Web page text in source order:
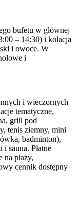
bufetu w głównej
– 14:30) i kolacja
i owoce. W
i
i wieczornych
tematyczne,
grill pod
tenis ziemny, mini
badminton),
sauna. Płatne
na plaży,
cennik dostępny